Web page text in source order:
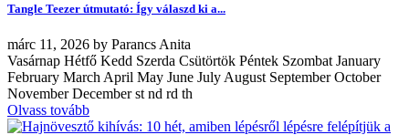
Tangle Teezer útmutató: Így válaszd ki a...
márc 11, 2026 by Parancs Anita
Vasárnap Hétfő Kedd Szerda Csütörtök Péntek Szombat January
February March April May June July August September October
November December st nd rd th
Olvass tovább